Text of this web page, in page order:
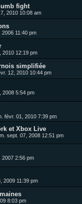
fight
2010 10:08 am
2006 11:40 pm
2010 12:19 pm
simplifiée
12, 2010 10:44 pm
2008 5:54 pm
févr. 01, 2010 7:39 pm
et Xbox Live
sept. 07, 2008 12:51 pm
2007 2:56 pm
2009 11:39 pm
8:03 pm